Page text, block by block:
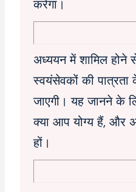
करेगा।
अध्ययन में शामिल होने
स्वयंसेवकों की पात्रता
जाएगी। यह जानने के
क्या आप योग्य हैं, और
हों।